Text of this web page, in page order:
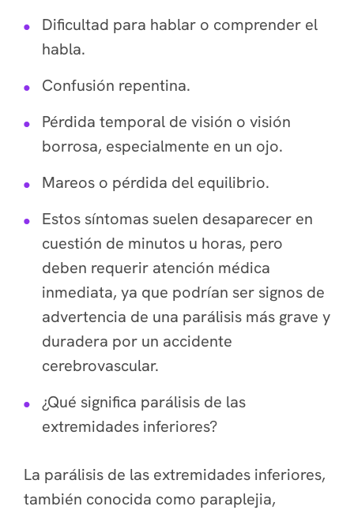
Dificultad para hablar o comprender el
habla.
Confusión repentina.
Pérdida temporal de visión o visión
borrosa, especialmente en un ojo.
Mareos o pérdida del equilibrio.
Estos síntomas suelen desaparecer en
cuestión de minutos u horas, pero
deben requerir atención médica
inmediata, ya que podrían ser signos de
advertencia de una parálisis más grave y
duradera por un accidente
cerebrovascular.
¿Qué significa parálisis de las
extremidades inferiores?
La parálisis de las extremidades inferiores,
también conocida como paraplejia,